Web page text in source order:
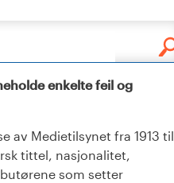
enkelte feil og
av Medietilsynet fra 1913 til
tittel, nasjonalitet,
som setter